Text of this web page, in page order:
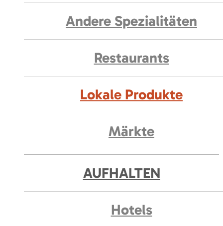
Andere Spezialitäten
Restaurants
Lokale Produkte
Märkte
AUFHALTEN
Hotels